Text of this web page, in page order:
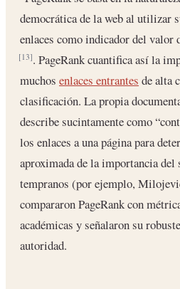
democrática de la web al utilizar
enlaces como indicador del valor
[13]. PageRank cuantifica así la
muchos enlaces entrantes de alta
clasificación. La propia
describe sucintamente como
los enlaces a una página para
aproximada de la importancia
tempranos (por ejemplo,
compararon PageRank con
académicas y señalaron su
autoridad.